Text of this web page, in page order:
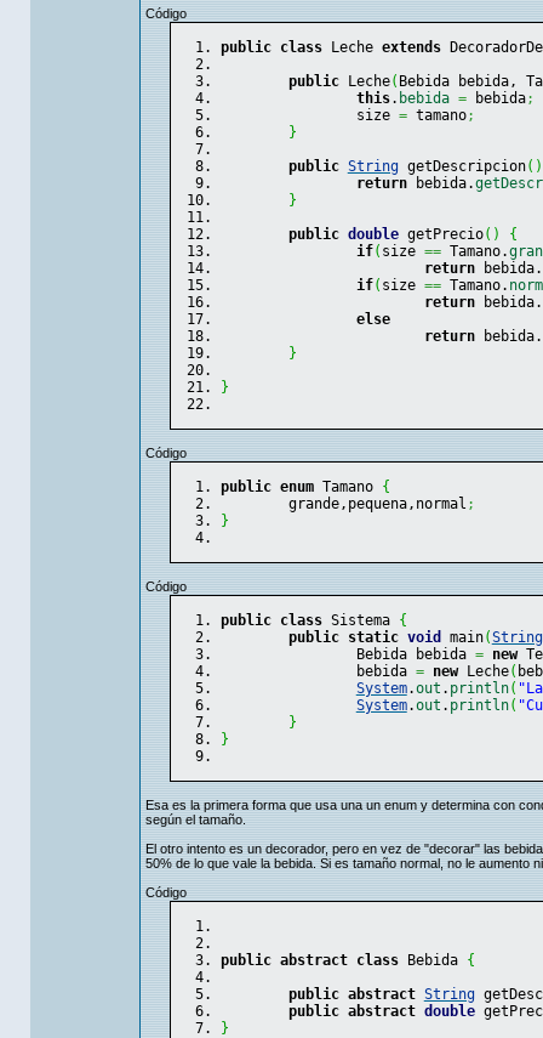
Código
public class Leche extends
public Leche( Bebida bebida,
this. bebida = bebida;
		size
= tamano;
}
public String getDescripcion( )
return bebida.
}
public double getPrecio( )
{
if( size == Tamano.
return bebida.
if( size == Tamano.
return bebida.
else
return bebida.
}
}
Código
public enum Tamano {
	grande,pequena,normal
;
}
Código
public class Sistema {
public static void main(String
		Bebida bebida
= new Te
		bebida
= new Leche(
System.out . println(
System.out . println(
}
}
Esa es la primera forma que usa una un enum y determina con
según el tamaño.
El otro intento es un decorador, pero en vez de "decorar" las
50% de lo que vale la bebida. Si es tamaño normal, no le aumento
Código
public abstract class Bebida {
public abstract String
public abstract double
}